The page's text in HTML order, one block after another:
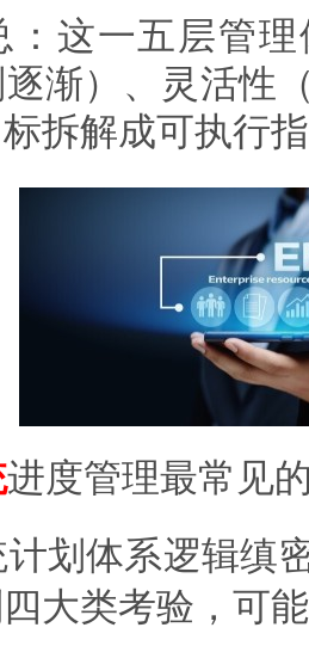
：这一五层管
逐渐）、灵活
拆解成可执行
进度管理最常见
计划体系逻辑缜
大类考验，可